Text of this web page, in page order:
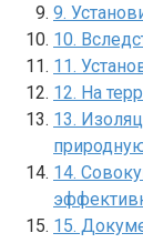
9.
10.
11.
12. На
13.
14.
15.